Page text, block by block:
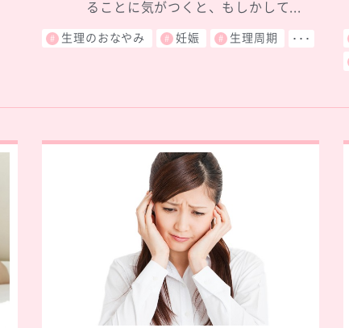
ることに気がつくと、もしかして...
生理のおなやみ 妊娠 生理周期 ･･･